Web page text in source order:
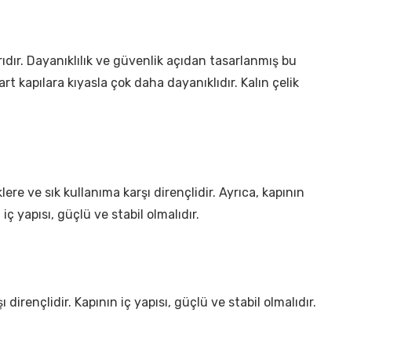
Dayanıklılık ve güvenlik açıdan tasarlanmış bu
kıyasla çok daha dayanıklıdır. Kalın çelik
ve sık kullanıma karşı dirençlidir. Ayrıca, kapının
yapısı, güçlü ve stabil olmalıdır.
Kapının iç yapısı, güçlü ve stabil olmalıdır.